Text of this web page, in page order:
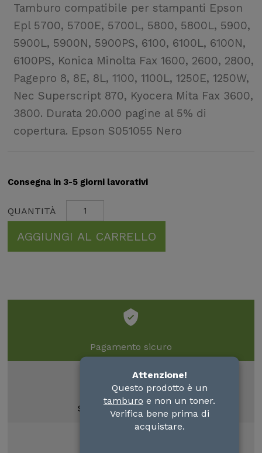
Tamburo compatibile per stampanti Epson
Epl 5700, 5700E, 5700L, 5800, 5800L, 5900,
5900L, 5900N, 5900PS, 6100, 6100L, 6100N,
6100PS, Konica Minolta Fax 1600, 2600, 2800,
Pagepro 8, 8E, 8L, 1100, 1100L, 1250E, 1250W,
Nec Superscript 870, Kyocera Mita Fax 3600,
3800. Durata 20.000 pagine al 5% di
copertura. Epson S051055 Nero
Consegna in 3-5 giorni lavorativi
AGGIUNGI AL CARRELLO
Pagamento sicuro
Spedizione in 24/48 ore
Attenzione!
Questo prodotto è un
tamburo e non un toner.
Verifica bene prima di
acquistare.